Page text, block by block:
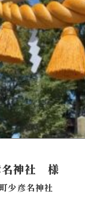
名神社 様
少彦名神社